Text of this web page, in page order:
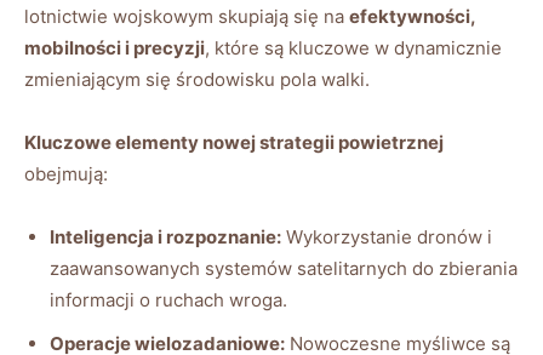
lotnictwie wojskowym skupiają się na efektywności,
mobilności i precyzji, które są kluczowe w dynamicznie
zmieniającym się środowisku pola walki.
Kluczowe elementy nowej strategii powietrznej
obejmują:
Inteligencja i rozpoznanie: Wykorzystanie dronów i
zaawansowanych systemów satelitarnych do zbierania
informacji o ruchach wroga.
Operacje wielozadaniowe: Nowoczesne myśliwce są